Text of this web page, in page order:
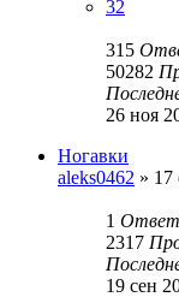
32
315
50282
26 ноя
Ногавки
aleks0462 » 17
1
2317
19 сен